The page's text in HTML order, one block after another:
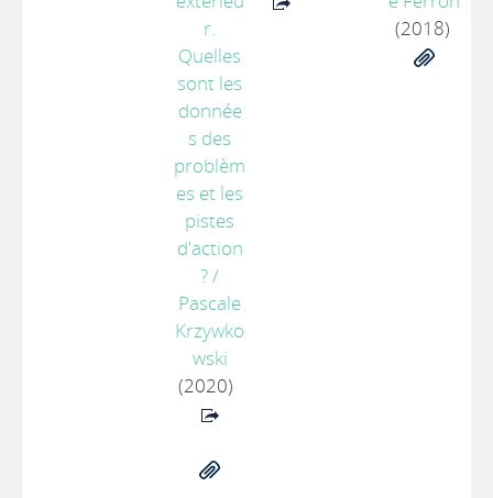
r.
Quelles
sont les
donnée
s des
problèm
es et les
pistes
d'action
?/
Pascale
Krzywko
wski
(2020)
(2018)